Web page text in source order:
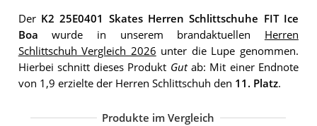
Der K2 25E0401 Skates Herren Schlittschuhe FIT Ice
Boa wurde in unserem brandaktuellen Herren
Schlittschuh Vergleich 2026 unter die Lupe genommen.
Hierbei schnitt dieses Produkt Gutab: Mit einer Endnote
von 1,9 erzielte der Herren Schlittschuh den 11. Platz.
Produkte im Vergleich